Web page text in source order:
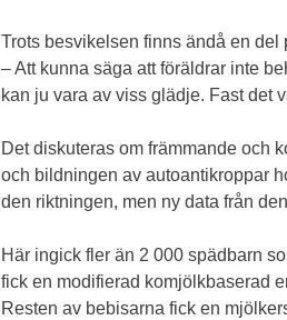
Trots besvikelsen finns ändå en del
– Att kunna säga att föräldrar inte
kan ju vara av viss glädje. Fast det
Det diskuteras om främmande och
och bildningen av autoantikroppar
den riktningen, men ny data från
Här ingick fler än 2 000 spädbarn
fick en modifierad komjölkbaserad
Resten av bebisarna fick en